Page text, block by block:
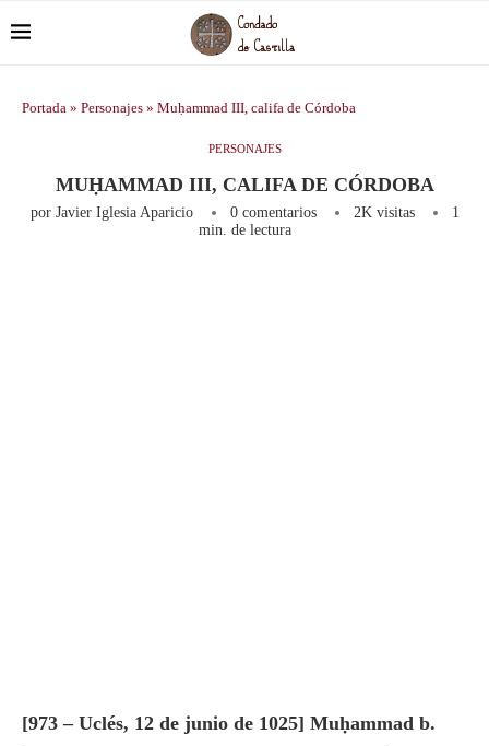
Portada » Personajes » Muḥammad III, califa de Córdoba
PERSONAJES
MUḤAMMAD III, CALIFA DE CÓRDOBA
por Javier Iglesia Aparicio 0 comentarios 2Kvisitas
1
min. de lectura
[973 – Uclés, 12 de junio de 1025] Muḥammad b.